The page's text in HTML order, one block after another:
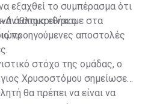
εξαχθεί το συμπέρασμα ότι
άθλημα είναι ο
προηγούμενες αποστολές
στα
στόχο της ομάδας, ο
Χρυσοστόμου σημείωσε :
θα πρέπει να είναι να